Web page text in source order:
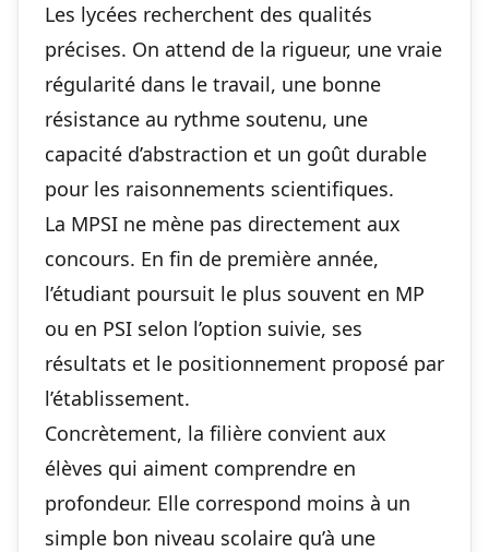
Les lycées recherchent des qualités
précises. On attend de la rigueur, une vraie
régularité dans le travail, une bonne
résistance au rythme soutenu, une
capacité d’abstraction et un goût durable
pour les raisonnements scientifiques.
La MPSI ne mène pas directement aux
concours. En fin de première année,
l’étudiant poursuit le plus souvent en MP
ou en PSI selon l’option suivie, ses
résultats et le positionnement proposé par
l’établissement.
Concrètement, la filière convient aux
élèves qui aiment comprendre en
profondeur. Elle correspond moins à un
simple bon niveau scolaire qu’à une